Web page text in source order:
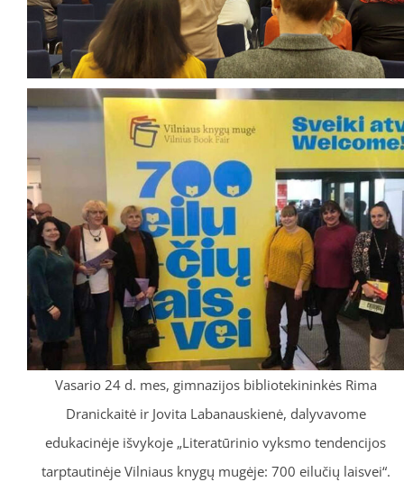
Vasario 24 d. mes, gimnazijos bibliotekininkės Rima
Dranickaitė ir Jovita Labanauskienė, dalyvavome
edukacinėje išvykoje „Literatūrinio vyksmo tendencijos
tarptautinėje Vilniaus knygų mugėje: 700 eilučių laisvei“.